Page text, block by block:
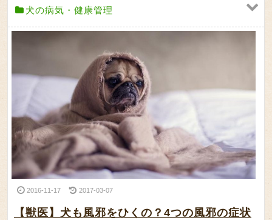
犬の病気・健康管理
2016-11-17 2017-03-07
【獣医】犬も風邪をひくの？4つの風邪の症状